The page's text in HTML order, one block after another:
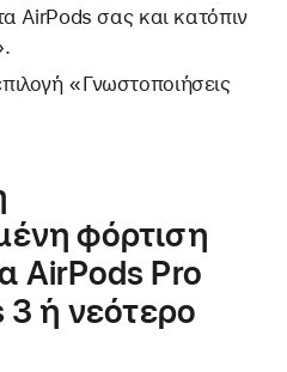
AirPods σας και κατόπιν
«Γνωστοποιήσεις
φόρτιση
AirPods Pro
3 ή νεότερο